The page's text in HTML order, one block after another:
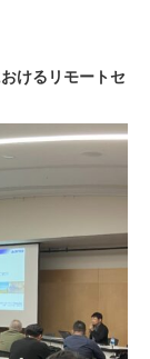
けるリモートセ